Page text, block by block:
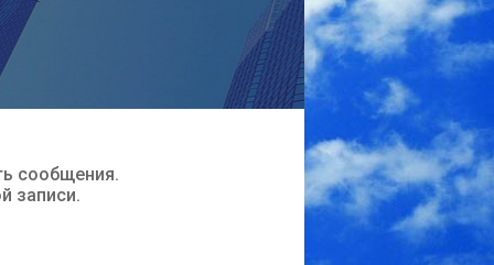
сообщения.
записи.